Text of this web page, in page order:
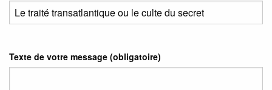
Texte de votre message (obligatoire)